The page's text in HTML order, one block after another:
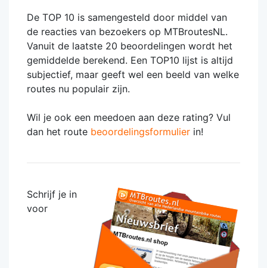
De TOP 10 is samengesteld door middel van
de reacties van bezoekers op MTBroutesNL.
Vanuit de laatste 20 beoordelingen wordt het
gemiddelde berekend. Een TOP10 lijst is altijd
subjectief, maar geeft wel een beeld van welke
routes nu populair zijn.
Wil je ook een meedoen aan deze rating? Vul
dan het route beoordelingsformulier in!
Schrijf je in
voor